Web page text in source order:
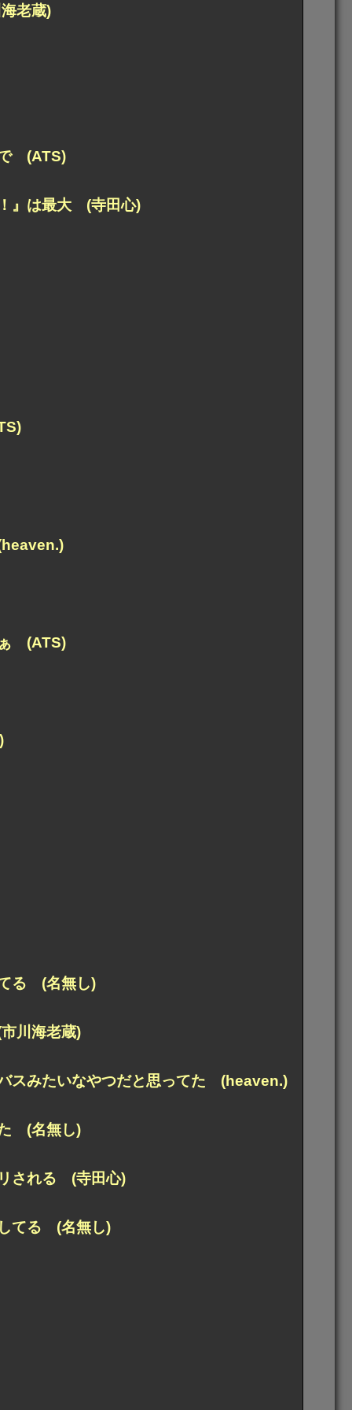
老蔵)
で (ATS)
』は最大 (寺田心)
ぁ (ATS)
てる (名無し)
川海老蔵)
スみたいなやつだと思ってた (heaven.)
た (名無し)
される (寺田心)
てる (名無し)